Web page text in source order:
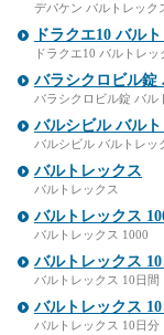
デパケン バルトレック
ドラクエ10 バル
ドラクエ10 バルトレッ
バラシクロビル錠
バラシクロビル錠 バル
バルシビル バル
バルシビル バルトレッ
バルトレックス
バルトレックス
バルトレックス
バルトレックス 1000
バルトレックス 10
バルトレックス 10日間
バルトレックス
バルトレックス 10日分